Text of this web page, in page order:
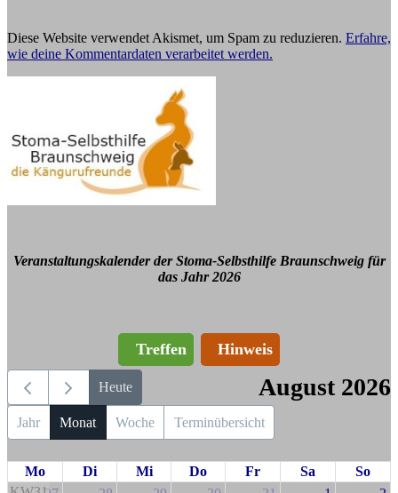
Diese Website verwendet Akismet, um Spam zu reduzieren. Erfahre,
wie deine Kommentardaten verarbeitet werden.
Veranstaltungskalender der Stoma-Selbsthilfe Braunschweig für
das Jahr 2026
Treffen Hinweis
Heute August 2026
Jahr Monat Woche Terminübersicht
Mo Di Mi Do Fr Sa
So